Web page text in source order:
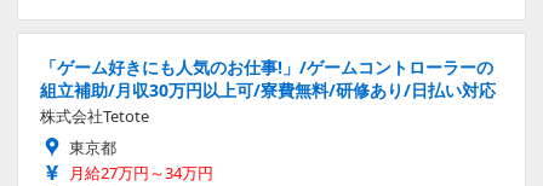
「ゲーム好きにも人気のお仕事!」/ゲームコントローラーの
組立補助/月収30万円以上可/寮費無料/研修あり/日払い対応
株式会社Tetote
東京都
月給27万円～34万円